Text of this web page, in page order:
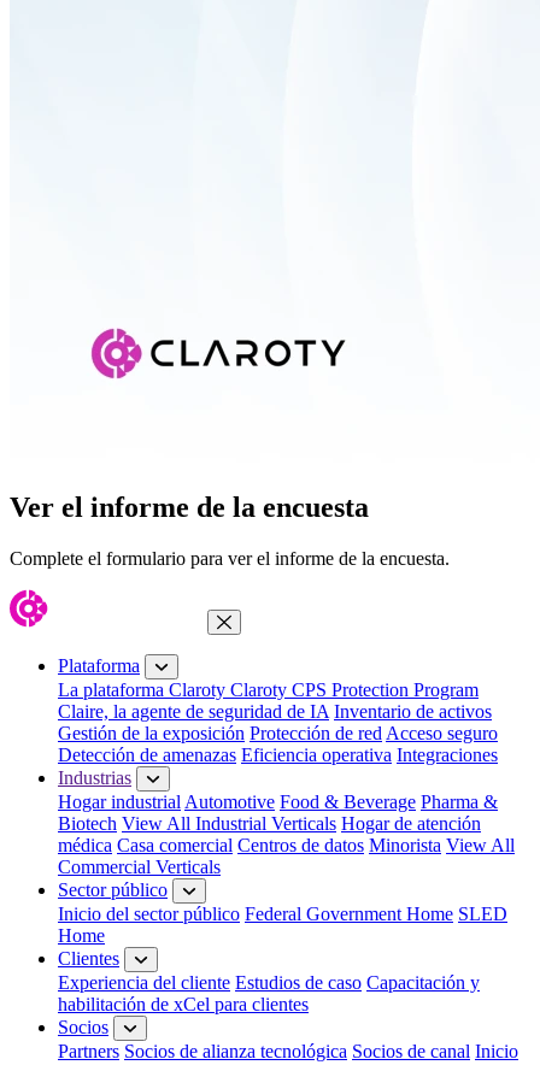
Ver el informe de la encuesta
Complete el formulario para ver el informe de la encuesta.
Cerrar menú
Plataforma
La plataforma Claroty Claroty CPS Protection Program
Claire, la agente de seguridad de IA Inventario de activos
Gestión de la exposición Protección de red Acceso seguro
Detección de amenazas Eficiencia operativa Integraciones
Industrias
Hogar industrial Automotive Food & Beverage Pharma &
Biotech View All Industrial Verticals Hogar de atención
médica Casa comercial Centros de datos Minorista View All
Commercial Verticals
Sector público
Inicio del sector público Federal Government Home SLED
Home
Clientes
Experiencia del cliente Estudios de caso Capacitación y
habilitación de xCel para clientes
Socios
Partners Socios de alianza tecnológica Socios de canal Inicio